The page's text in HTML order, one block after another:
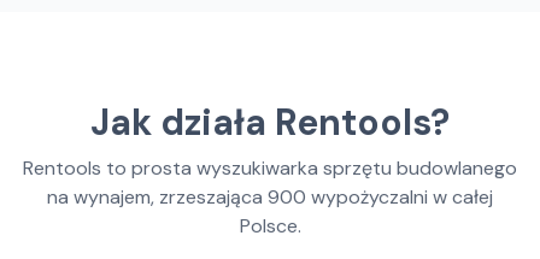
Jak działa Rentools?
Rentools to prosta wyszukiwarka sprzętu budowlanego
na wynajem, zrzeszająca 900 wypożyczalni w całej
Polsce.